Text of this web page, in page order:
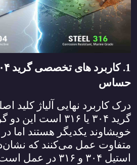
1. کاربرد های تخصصی گرید
حساس
درک کاربرد نهایی آلیاژ کلید
گرید ۳۰۴ یا ۳۱۶ است این دو
خویشاوند یکدیگر هستند اما
متفاوت عمل می‌کنند که
استیل ۳۰۴ و ۳۱۶ در عمل